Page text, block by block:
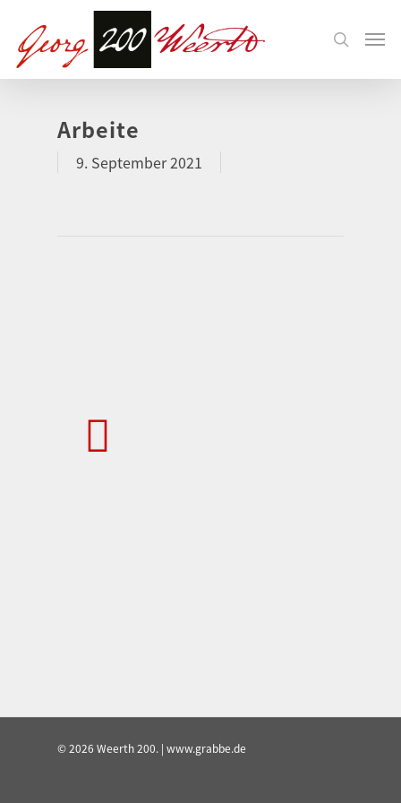
Arbeite
9. September 2021
© 2026 Weerth 200. | www.grabbe.de